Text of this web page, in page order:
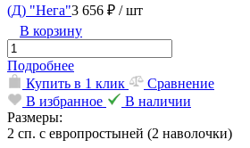
(Д) "Нега"3 656 ₽ / шт
В корзину
Подробнее
Купить в 1 клик
Сравнение
В избранное
В наличии
Размеры:
2 сп. с европростыней (2 наволочки)